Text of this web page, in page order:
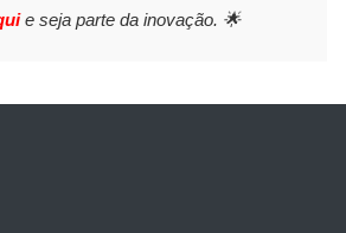
e seja parte da inovação. 🌟